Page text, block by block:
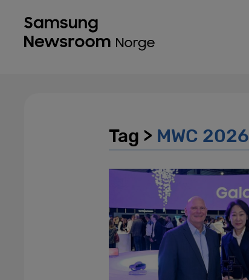
Tag > MWC 2026